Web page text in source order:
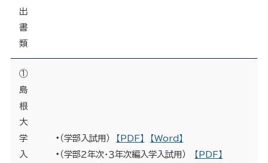
出
書
類
①
島
根
大
学
入
・ （学部入試用） 【PDF】 【Word】
・ （学部２年次・３年次編入学入試用）
【PDF】